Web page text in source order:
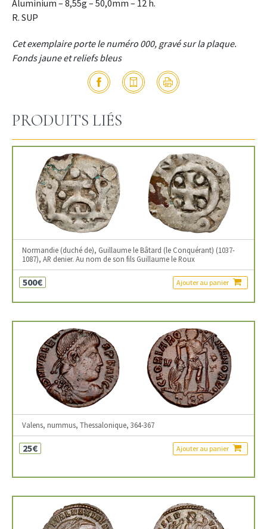
Aluminium – 8,55g – 50,0mm – 12 h.
R. SUP
Cet exemplaire porte le numéro 000, gravé sur la plaque.
Fonds jaune et reliefs bleus
PRODUITS LIÉS
Normandie (duché de), Guillaume le Bâtard (le Conquérant) (1037-
1087), AR denier. Au nom de son fils Guillaume le Roux
500€ Ajouter au panier
Valens, nummus, Thessalonique, 364-367
25€ Ajouter au panier